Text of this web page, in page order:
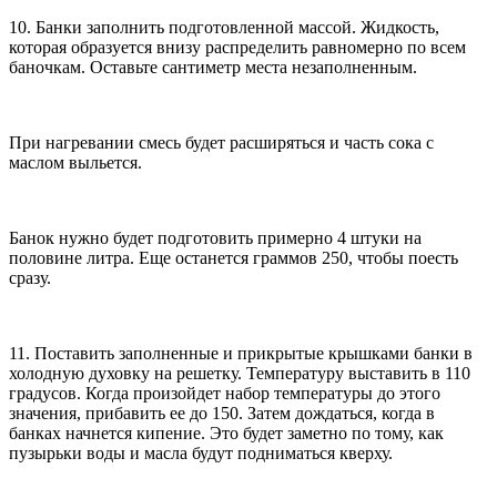
10. Банки заполнить подготовленной массой. Жидкость,
которая образуется внизу распределить равномерно по всем
баночкам. Оставьте сантиметр места незаполненным.
При нагревании смесь будет расширяться и часть сока с
маслом выльется.
Банок нужно будет подготовить примерно 4 штуки на
половине литра. Еще останется граммов 250, чтобы поесть
сразу.
11. Поставить заполненные и прикрытые крышками банки в
холодную духовку на решетку. Температуру выставить в 110
градусов. Когда произойдет набор температуры до этого
значения, прибавить ее до 150. Затем дождаться, когда в
банках начнется кипение. Это будет заметно по тому, как
пузырьки воды и масла будут подниматься кверху.